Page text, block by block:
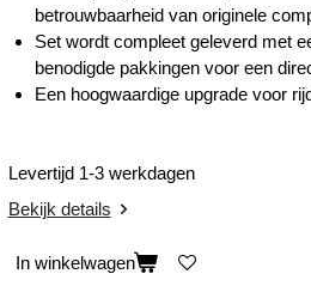
betrouwbaarheid van originele
Set wordt compleet geleverd met
benodigde pakkingen voor een
Een hoogwaardige upgrade voor
Levertijd 1-3 werkdagen
Bekijk details
In winkelwagen